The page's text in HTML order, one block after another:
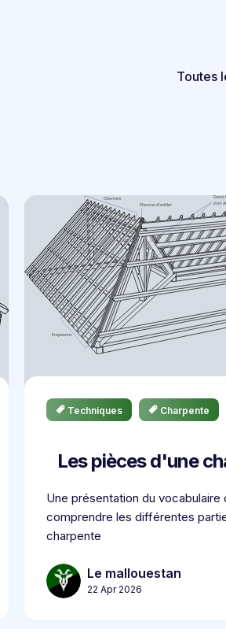
Toutes
Techniques Charpente
Les pièces d'une
Une présentation du vocabulaire
comprendre les différentes
charpente
Le mallouestan
22 Apr 2026